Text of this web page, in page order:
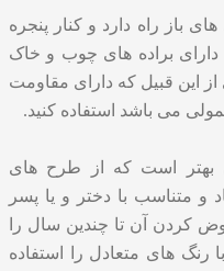
باز راه دارد و کنار پنجره
براده های چوب و خاک
این قبیل که دارای مقاومت
می باشد استفاده کنید.
بهتر است که از طرح های
متناسب با دختر و یا پسر
کردن آن تا چندین سال را
رنگ های متعادل را استفاده